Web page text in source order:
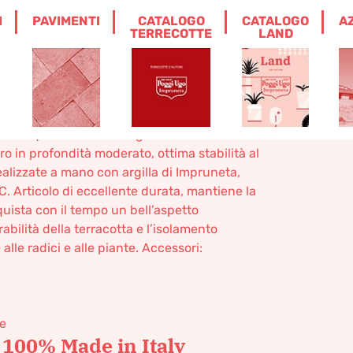
PAVIMENTI
CATALOGO
TERRECOTTE
CATALOGO
LAND
in profondità moderato, ottima stabilità al
a mano con argilla di Impruneta,
Articolo di eccellente durata, mantiene la
con il tempo un bell’aspetto
della terracotta e l’isolamento
radici e alle piante. Accessori:
Made in Italy